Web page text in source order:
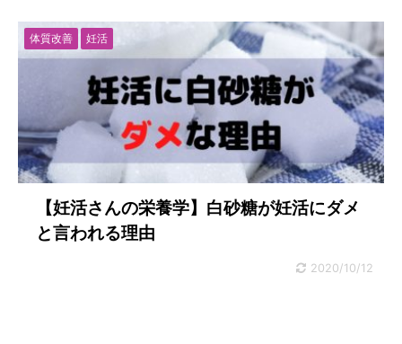
体質改善 妊活
【妊活さんの栄養学】白砂糖が妊活にダメ
と言われる理由
2020/10/12